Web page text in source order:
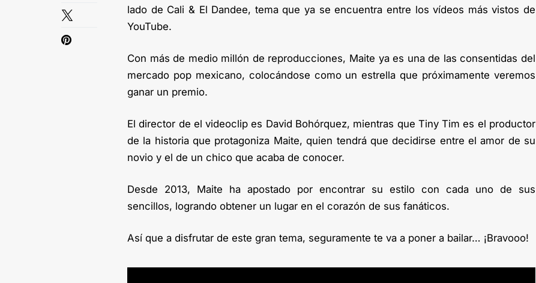
lado de Cali & El Dandee, tema que ya se encuentra entre los vídeos más vistos de
YouTube.
Con más de medio millón de reproducciones, Maite ya es una de las consentidas del
mercado pop mexicano, colocándose como un estrella que próximamente veremos
ganar un premio.
El director de el videoclip es David Bohórquez, mientras que Tiny Tim es el productor
de la historia que protagoniza Maite, quien tendrá que decidirse entre el amor de su
novio y el de un chico que acaba de conocer.
Desde 2013, Maite ha apostado por encontrar su estilo con cada uno de sus
sencillos, logrando obtener un lugar en el corazón de sus fanáticos.
Así que a disfrutar de este gran tema, seguramente te va a poner a bailar… ¡Bravooo!